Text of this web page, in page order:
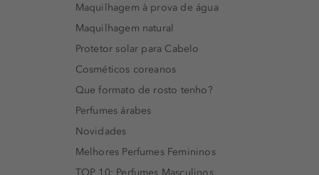
Maquilhagem à prova de água
Maquilhagem natural
Protetor solar para Cabelo
Cosméticos coreanos
Que formato de rosto tenho?
Perfumes árabes
Novidades
Melhores Perfumes Femininos
TOP 10: Perfumes Masculinos